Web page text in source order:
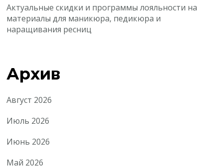
Актуальные скидки и программы лояльности на
материалы для маникюра, педикюра и
наращивания ресниц
Архив
Август 2026
Июль 2026
Июнь 2026
Май 2026